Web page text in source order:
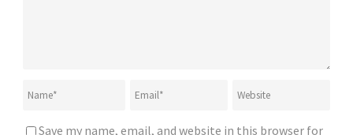
Save my name, email, and website in this browser for